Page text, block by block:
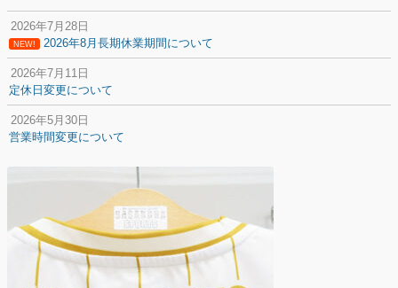
2026年7月28日
NEW! 2026年8月長期休業期間について
2026年7月11日
定休日変更について
2026年5月30日
営業時間変更について
2025年12月11日
年末年始の休業期間について